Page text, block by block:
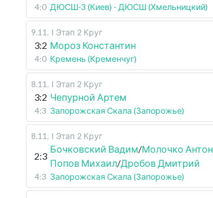
4:0 ДЮСШ-3 (Киев) - ДЮСШ (Хмельницкий)
9.11 . I Этап 2 Круг
3:2 Мороз Константин
4:0 Кремень (Кременчуг)
8.11 . I Этап 2 Круг
3:2 Чепурной Артем
4:3 Запорожская Скала (Запорожье)
8.11 . I Этап 2 Круг
2:3
Бочковский Вадим/Молочко Антон
Попов Михаил/Дробов Дмитрий
4:3 Запорожская Скала (Запорожье)